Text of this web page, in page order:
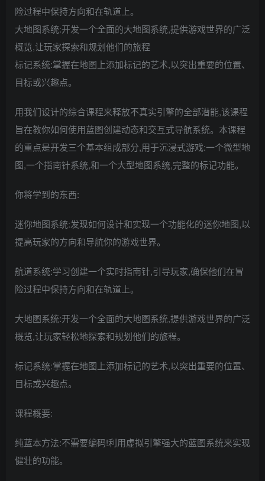
险过程中保持方向和在轨道上。
大地图系统:开发一个全面的大地图系统,提供游戏世界的广泛
概览,让玩家探索和规划他们的旅程
标记系统:掌握在地图上添加标记的艺术,以突出重要的位置、
目标或兴趣点。
用我们设计的综合课程来释放不真实引擎的全部潜能,该课程
旨在教你如何使用蓝图创建动态和交互式导航系统。本课程
的重点是开发三个基本组成部分,用于沉浸式游戏:一个微型地
图,一个指南针系统,和一个大型地图系统,完整的标记功能。
你将学到的东西:
迷你地图系统:发现如何设计和实现一个功能化的迷你地图,以
提高玩家的方向和导航你的游戏世界。
航道系统:学习创建一个实时指南针,引导玩家,确保他们在冒
险过程中保持方向和在轨道上。
大地图系统:开发一个全面的大地图系统,提供游戏世界的广泛
概览,让玩家轻松地探索和规划他们的旅程。
标记系统:掌握在地图上添加标记的艺术,以突出重要的位置、
目标或兴趣点。
课程概要:
纯蓝本方法:不需要编码!利用虚拟引擎强大的蓝图系统来实现
健壮的功能。